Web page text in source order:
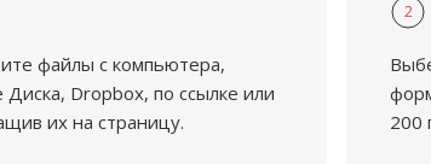
файлы с компьютера,
Диска, Dropbox, по ссылке или
их на страницу.
2
200